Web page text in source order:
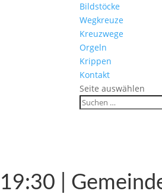
Bild­stöcke
Wegkreuze
Kreuz­wege
Orgeln
Krippen
Kontakt
Seite auswählen
19:30 |